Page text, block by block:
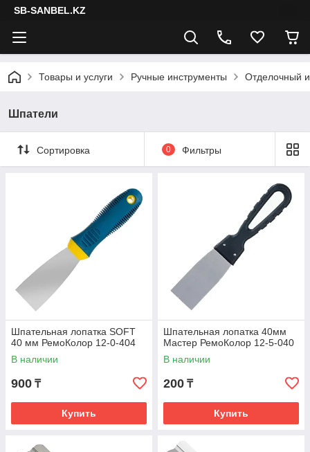
SB-SANBEL.KZ
Товары и услуги Ручные инструменты Отделочный
Шпатели
Сортировка 0 Фильтры
Шпательная лопатка SOFT
40 мм РемоКолор 12-0-404
В наличии
900 ₸
Купить
Шпательная лопатка 40мм
Мастер РемоКолор 12-5-040
В наличии
200 ₸
Купить